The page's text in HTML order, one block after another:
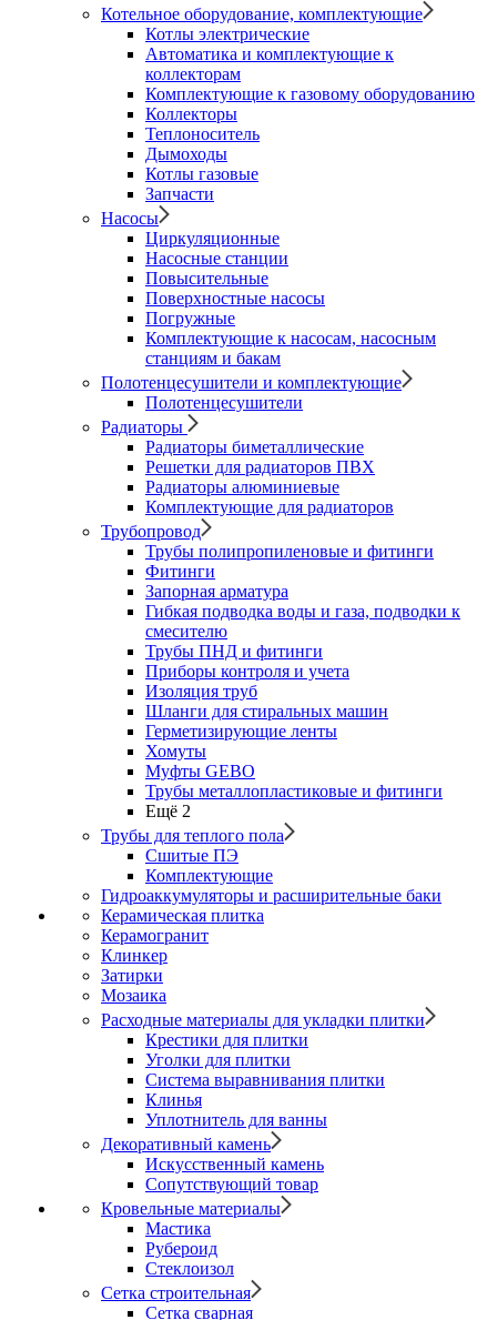
Котельное оборудование, комплектующие
Котлы электрические
Автоматика и комплектующие к
коллекторам
Комплектующие к газовому оборудованию
Коллекторы
Теплоноситель
Дымоходы
Котлы газовые
Запчасти
Насосы
Циркуляционные
Насосные станции
Повысительные
Поверхностные насосы
Погружные
Комплектующие к насосам, насосным
станциям и бакам
Полотенцесушители и комплектующие
Полотенцесушители
Радиаторы
Радиаторы биметаллические
Решетки для радиаторов ПВХ
Радиаторы алюминиевые
Комплектующие для радиаторов
Трубопровод
Трубы полипропиленовые и фитинги
Фитинги
Запорная арматура
Гибкая подводка воды и газа, подводки к
смесителю
Трубы ПНД и фитинги
Приборы контроля и учета
Изоляция труб
Шланги для стиральных машин
Герметизирующие ленты
Хомуты
Муфты GEBO
Трубы металлопластиковые и фитинги
Ещё 2
Трубы для теплого пола
Сшитые ПЭ
Комплектующие
Гидроаккумуляторы и расширительные баки
Керамическая плитка
Керамогранит
Клинкер
Затирки
Мозаика
Расходные материалы для укладки плитки
Крестики для плитки
Уголки для плитки
Система выравнивания плитки
Клинья
Уплотнитель для ванны
Декоративный камень
Искусственный камень
Сопутствующий товар
Кровельные материалы
Мастика
Рубероид
Стеклоизол
Сетка строительная
Сетка сварная